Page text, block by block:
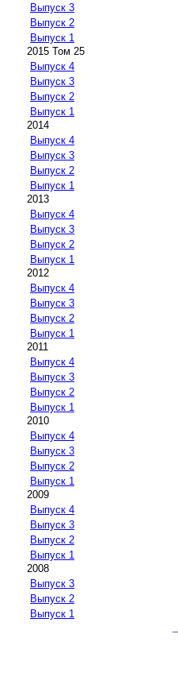
Выпуск 3
Выпуск 2
Выпуск 1
2015 Том 25
Выпуск 4
Выпуск 3
Выпуск 2
Выпуск 1
2014
Выпуск 4
Выпуск 3
Выпуск 2
Выпуск 1
2013
Выпуск 4
Выпуск 3
Выпуск 2
Выпуск 1
2012
Выпуск 4
Выпуск 3
Выпуск 2
Выпуск 1
2011
Выпуск 4
Выпуск 3
Выпуск 2
Выпуск 1
2010
Выпуск 4
Выпуск 3
Выпуск 2
Выпуск 1
2009
Выпуск 4
Выпуск 3
Выпуск 2
Выпуск 1
2008
Выпуск 3
Выпуск 2
Выпуск 1